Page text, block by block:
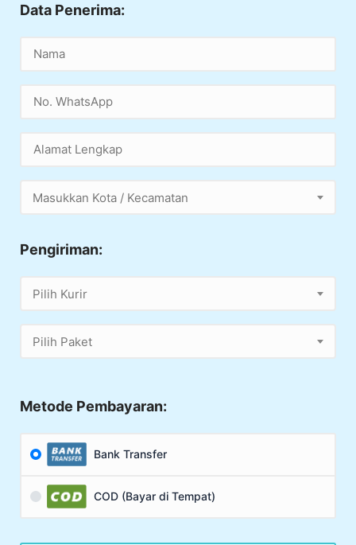
Data Penerima:
Masukkan Kota / Kecamatan
Pengiriman:
Pilih Kurir
Pilih Paket
Metode Pembayaran:
Bank Transfer
COD (Bayar di Tempat)